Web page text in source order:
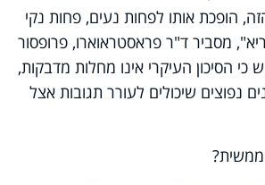
הופכת אותו לפחות נעים, פחות נקי
מסביר ד"ר פראסטראוארו, פרופסור
כי הסיכון העיקרי אינו מחלות מדבקות,
נפוצים שיכולים לעורר תגובות אצל